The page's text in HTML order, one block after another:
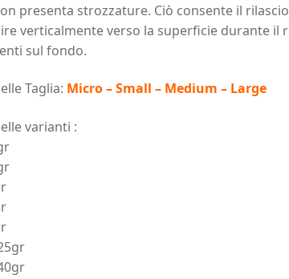
presenta strozzature. Ciò consente il
verticalmente verso la superficie durante il
sul fondo.
Taglia: Micro – Small – Medium – Large
varianti :